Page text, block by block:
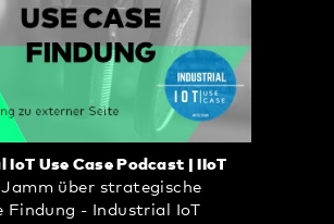
IoT Use Case Podcast | IIoT
über strategische
Findung - Industrial IoT